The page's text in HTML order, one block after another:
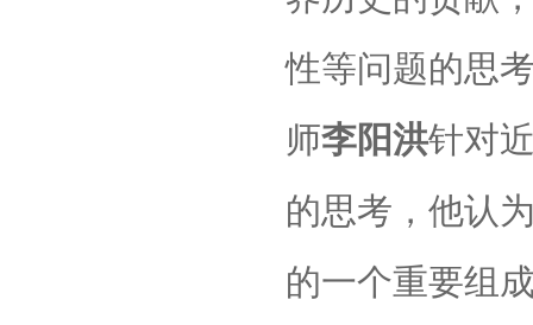
性等问题的思
师李阳洪针对
的思考，他认
的一个重要组